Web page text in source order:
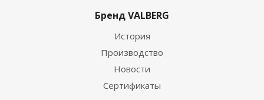
Бренд VALBERG
История
Производство
Новости
Сертификаты